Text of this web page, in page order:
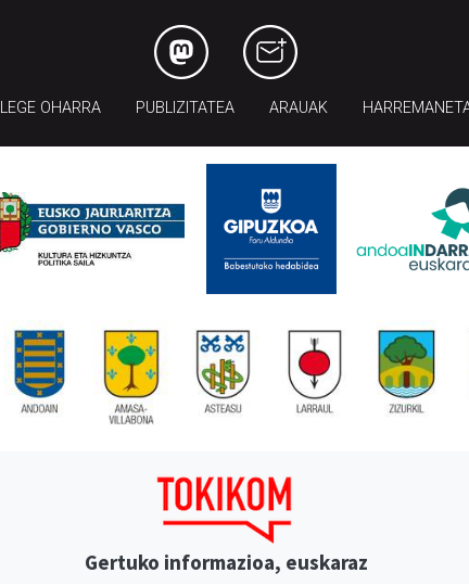
LEGE OHARRA PUBLIZITATEA ARAUAK
Gertuko informazioa, euskaraz